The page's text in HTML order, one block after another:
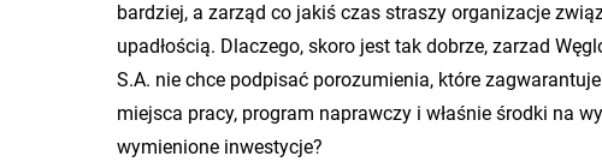
bar­dziej, a za­rząd co jakiś czas stra­szy or­ga­ni­za­cje
upa­dło­ścią. Dla­cze­go, skoro jest tak do­brze, za­rzad
S.A. nie chce pod­pi­sać po­ro­zu­mie­nia, które za­gwa­ran­tu­je
miej­sca pracy, pro­gram na­praw­czy i wła­śnie środ­ki na
wy­mie­nio­ne in­we­sty­cje?